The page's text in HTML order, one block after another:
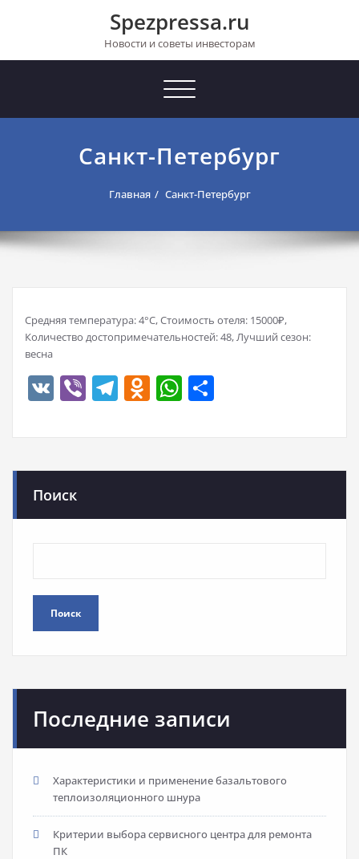
Spezpressa.ru
Новости и советы инвесторам
Toggle
Санкт-Петербург
Главная Санкт-Петербург
Средняя температура: 4°C, Стоимость отеля: 15000₽,
Количество достопримечательностей: 48, Лучший сезон:
весна
VK ViberTelegram
Odnoklassniki
WhatsApp
Поиск
Поиск
Последние записи
Характеристики и применение базальтового
теплоизоляционного шнура
Критерии выбора сервисного центра для ремонта
ПК